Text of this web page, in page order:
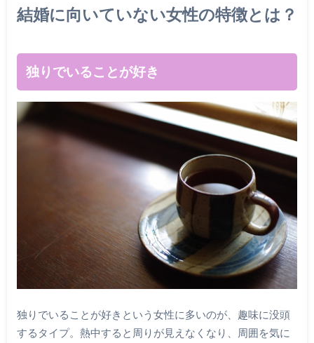
結婚に向いていない女性の特徴とは？
独りでいることが好き
独りでいることが好きという女性に多いのが、趣味に没頭
するタイプ。熱中すると周りが見えなくなり、周囲を気に